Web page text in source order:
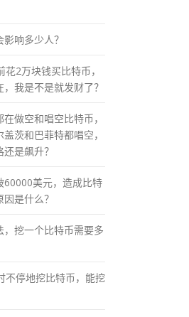
响多少人？
2万块钱买比特币，
我是不是就发财了？
做空和唱空比特币，
茨和巴菲特都唱空，
是飙升？
60000美元，造成比特
是什么？
，挖一个比特币需要多
不停地挖比特币，能挖